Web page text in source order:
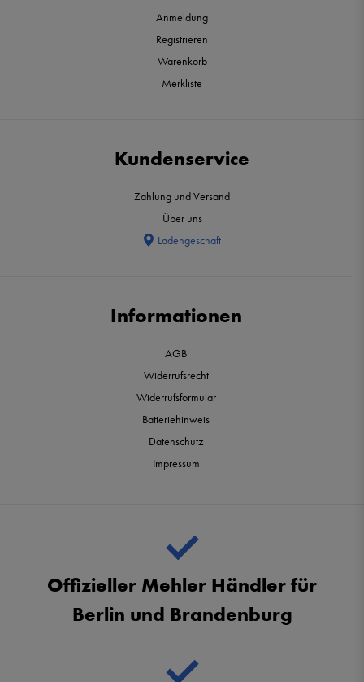
Anmeldung
Registrieren
Warenkorb
Merkliste
Kundenservice
Zahlung und Versand
Über uns
Ladengeschäft
Informationen
AGB
Widerrufsrecht
Widerrufsformular
Batteriehinweis
Datenschutz
Impressum
Offizieller Mehler Händler für
Berlin und Brandenburg